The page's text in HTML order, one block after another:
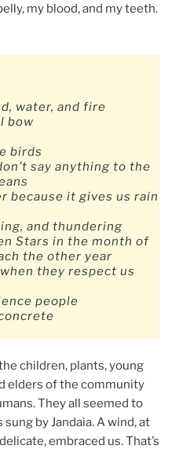
my blood, and my teeth.
water, and fire
bow
birds
say anything to the
because it gives us rain
and thundering
Stars in the month of
the other year
they respect us
people
children, plants, young
elders of the community
They all seemed to
by Jandaia. A wind, at
embraced us. That’s